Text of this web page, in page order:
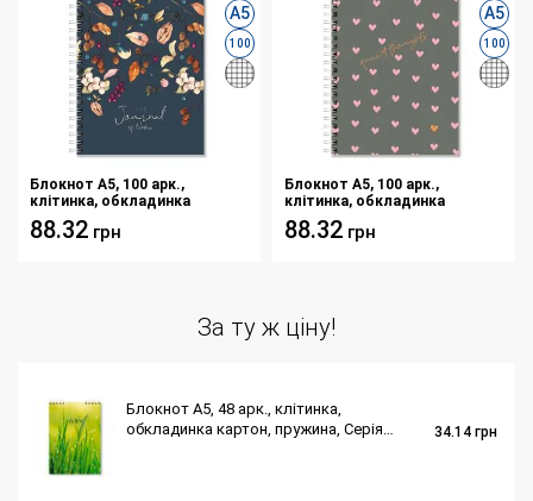
А5
100
Блокнот A5, 100 арк.,
клітинка, обкладинка
твердий картон, пружина,
Серія "Осінь"
88.32 грн
А5
100
Блокнот A5, 100 арк.,
клітинка, обкладинка
твердий картон, пружина,
Серія "Сердечки"
88.32 грн
За ту ж ціну!
Блокнот A5, 48 арк., клітинка,
обкладинка картон, пружина, Серія
34.14 грн